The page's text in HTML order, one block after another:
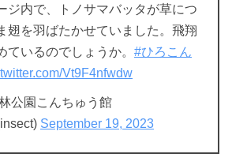
ジ内で、トノサマバッタが草につ
翅を羽ばたかせていました。飛翔
ているのでしょうか。 #ひろこん
Vt9F4nfwdw
公園こんちゅう館
September 19, 2023